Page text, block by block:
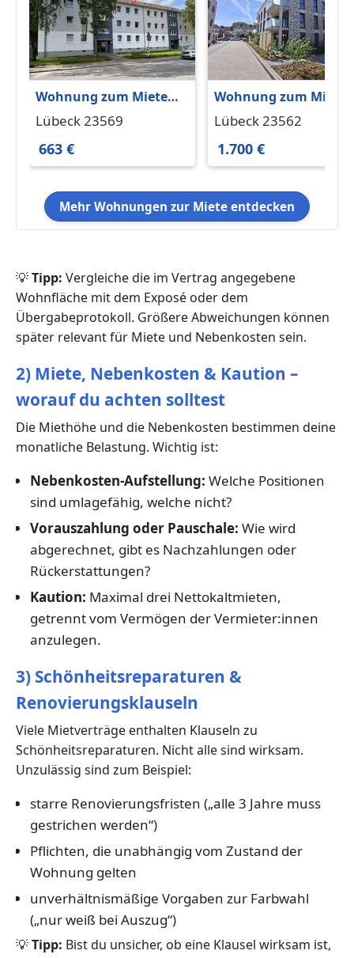
Wohnung zum Mieten
in Lübeck 663 € 62.48
Lübeck 23569
663 €
Wohnung zum Mieten
in Lübeck 1.700 € 99
Lübeck 23562
1.700 €
Mehr Wohnungen zur Miete entdecken
💡Tipp: Vergleiche die im Vertrag angegebene
Wohnfläche mit dem Exposé oder dem
Übergabeprotokoll. Größere Abweichungen können
später relevant für Miete und Nebenkosten sein.
2) Miete, Nebenkosten & Kaution –
worauf du achten solltest
Die Miethöhe und die Nebenkosten bestimmen deine
monatliche Belastung. Wichtig ist:
Nebenkosten-Aufstellung: Welche Positionen
sind umlagefähig, welche nicht?
Vorauszahlung oder Pauschale: Wie wird
abgerechnet, gibt es Nachzahlungen oder
Rückerstattungen?
Kaution: Maximal drei Nettokaltmieten,
getrennt vom Vermögen der Vermieter:innen
anzulegen.
3) Schönheitsreparaturen &
Renovierungsklauseln
Viele Mietverträge enthalten Klauseln zu
Schönheitsreparaturen. Nicht alle sind wirksam.
Unzulässig sind zum Beispiel:
starre Renovierungsfristen („alle 3 Jahre muss
gestrichen werden“)
Pflichten, die unabhängig vom Zustand der
Wohnung gelten
unverhältnismäßige Vorgaben zur Farbwahl
(„nur weiß bei Auszug“)
💡Tipp: Bist du unsicher, ob eine Klausel wirksam ist,